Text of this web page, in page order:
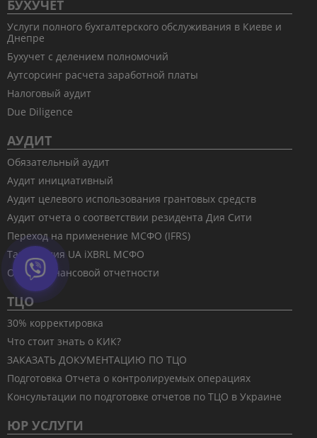
БУХУЧЕТ
Услуги полного бухгалтерского обслуживания в Киеве и
Днепре
Бухучет с делением полномочий
Аутсорсинг расчета заработной платы
Налоговый аудит
Due Diligence
АУДИТ
Обязательный аудит
Аудит инициативный
Аудит целевого использования грантовых средств
Аудит отчета о соответствии резидента Дия Сити
Переход на применение МСФО (IFRS)
Таксономия UA iXBRL МСФО
Обзор финансовой отчетности
ТЦО
30% корректировка
Что стоит знать о КИК?
ЗАКАЗАТЬ ДОКУМЕНТАЦИЮ ПО ТЦО
Подготовка Отчета о контролируемых операциях
Консультации по подготовке отчетов по ТЦО в Украине
ЮР УСЛУГИ